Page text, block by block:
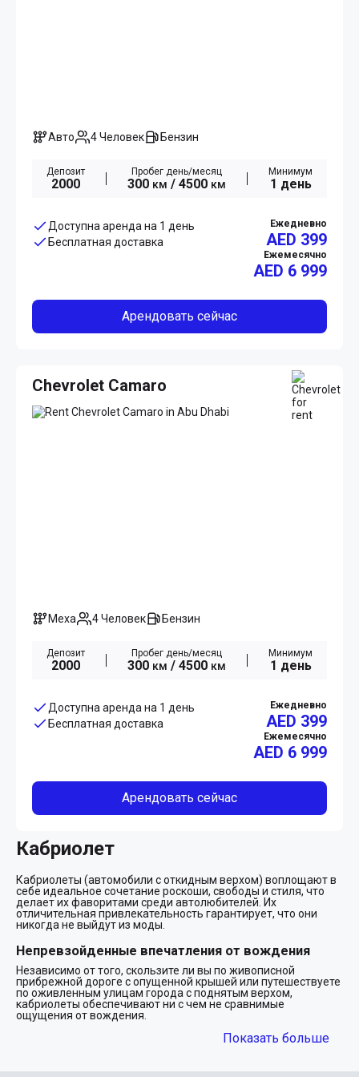
Авто 4 Человек Бензин
Депозит
2000
Пробег день/месяц
300 км / 4500 км
Минимум
1 день
Доступна аренда на 1 день
Бесплатная доставка
Ежедневно
AED 399
Ежемесячно
AED 6 999
Арендовать сейчас
Chevrolet Camaro
Меха 4 Человек Бензин
Депозит
2000
Пробег день/месяц
300 км / 4500 км
Минимум
1 день
Доступна аренда на 1 день
Бесплатная доставка
Ежедневно
AED 399
Ежемесячно
AED 6 999
Арендовать сейчас
Кабриолет
Кабриолеты (автомобили с откидным верхом) воплощают в
себе идеальное сочетание роскоши, свободы и стиля, что
делает их фаворитами среди автолюбителей. Их
отличительная привлекательность гарантирует, что они
никогда не выйдут из моды.
Непревзойденные впечатления от вождения
Независимо от того, скользите ли вы по живописной
прибрежной дороге с опущенной крышей или путешествуете
по оживленным улицам города с поднятым верхом,
кабриолеты обеспечивают ни с чем не сравнимые
ощущения от вождения.
Показать больше